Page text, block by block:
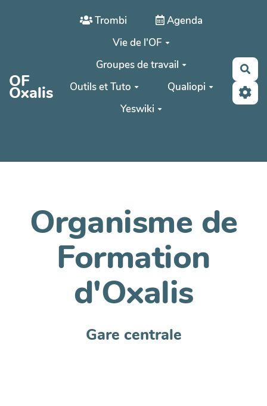
Aller au contenu principal
OF
Oxalis
Trombi
Agenda
Vie de l'OF
Groupes de travail
Outils et Tuto
Qualiopi
Yeswiki
Organisme de
Formation
d'Oxalis
Gare centrale